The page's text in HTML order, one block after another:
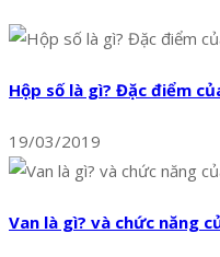
Hộp số là gì? Đặc điểm
19/03/2019
Van là gì? và chức năng